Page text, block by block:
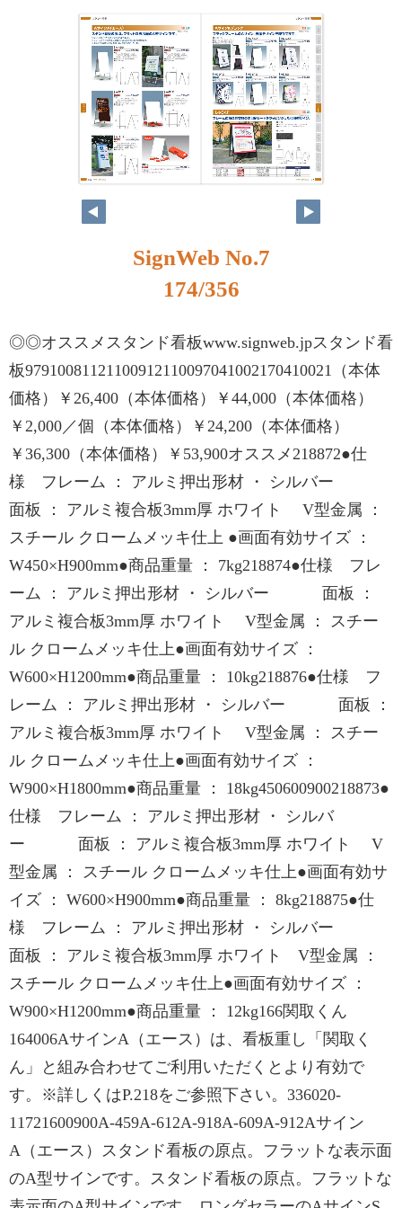
SignWeb No.7
174/356
◎◎オススメスタンド看板www.signweb.jpスタンド看
板97910081121100912110097041002170410021（本体
価格）￥26,400（本体価格）￥44,000（本体価格）
￥2,000／個（本体価格）￥24,200（本体価格）
￥36,300（本体価格）￥53,900オススメ218872●仕
様 フレーム ： アルミ押出形材 ・ シルバー
面板 ： アルミ複合板3mm厚 ホワイト V型金属 ：
スチール クロームメッキ仕上 ●画面有効サイズ ：
W450×H900mm●商品重量 ： 7kg218874●仕様 フレ
ーム ： アルミ押出形材 ・ シルバー 面板 ：
アルミ複合板3mm厚 ホワイト V型金属 ： スチー
ル クロームメッキ仕上●画面有効サイズ ：
W600×H1200mm●商品重量 ： 10kg218876●仕様 フ
レーム ： アルミ押出形材 ・ シルバー 面板 ：
アルミ複合板3mm厚 ホワイト V型金属 ： スチー
ル クロームメッキ仕上●画面有効サイズ ：
W900×H1800mm●商品重量 ： 18kg450600900218873●
仕様 フレーム ： アルミ押出形材 ・ シルバ
ー 面板 ： アルミ複合板3mm厚 ホワイト V
型金属 ： スチール クロームメッキ仕上●画面有効サ
イズ ： W600×H900mm●商品重量 ： 8kg218875●仕
様 フレーム ： アルミ押出形材 ・ シルバー
面板 ： アルミ複合板3mm厚 ホワイト V型金属 ：
スチール クロームメッキ仕上●画面有効サイズ ：
W900×H1200mm●商品重量 ： 12kg166関取くん
164006AサインA（エース）は、看板重し「関取く
ん」と組み合わせてご利用いただくとより有効で
す。※詳しくはP.218をご参照下さい。336020-
11721600900A-459A-612A-918A-609A-912Aサイン
A（エース）スタンド看板の原点。フラットな表示面
のA型サインです。スタンド看板の原点。フラットな